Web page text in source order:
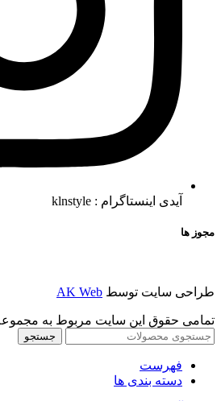
آیدی اینستاگرام : klnstyle
مجوز ها
طراحی سایت توسط AK Web
تمامی حقوق این سایت مربوط به
جستجو
فهرست
دسته بندی ها